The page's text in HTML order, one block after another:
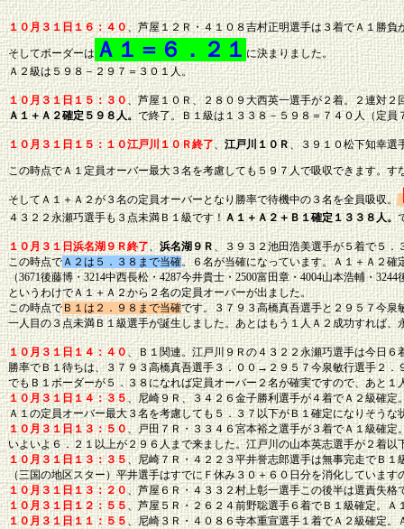
１０月３１日１６：４０、芦屋１２Ｒ・４１０８吉村正明選手は３着でＡ１勝負
そしてボーダーは Ａ１＝６．２１ に決まりました。
Ａ２級は５９８－２９７＝３０１人。
１０月３１日１５：３０ 、芦屋１０Ｒ、２８０９大西英一選手が２着。２連対
Ａ１＋Ａ２確定５９８人。 で終了。Ｂ１級は１３３８－５９８＝７４０人（定員
１０月３１日１５：１０江戸川１０Ｒ終了、江戸川１０Ｒ、３９１０松下知幸選
この時点でＡ１定員オーバー最大３名を考慮しても５９７人で吸収できます。す
そしてＡ１＋Ａ２が３名の定員オーバーとなり勝率で待機中の３名を全員吸収。
４３２２永瀬巧選手も３点未満Ｂ１級です！ Ａ１＋Ａ２＋Ｂ１確定１３３８人。
１０月３１日浜名湖９Ｒ終了、浜名湖９Ｒ、３９３２池田浩美選手が５着で５．
この時点でＡ２は５．３８まで当確。６名が当確になっています。Ａ１＋Ａ２確
（3671後藤博・3214中西長松・4287今井貴士・2500富田章・4004山本浩輔・
というわけでＡ１＋Ａ２から２名の定員オーバーが出ました。
この時点で Ｂ１は２．９８まで当確です。３７９３高橋真吾選手と２９５７今泉
一人目の３点未満Ｂ１級選手が誕生しました。あとはもう１人Ａ２成功すれば、
１０月３１日１４：４０、Ｂ１関連。江戸川９Ｒの４３２２永瀬巧選手は今日６
勝率でＢ１待ちは、３７９３高橋真吾選手３．００→２９５７今泉敏行選手２
でもＢ１ボーダーが５．３８になれば定員オーバー２名が確実ですので、あと
１０月３１日１４：３５、尼崎９Ｒ、３４２６金子勝利選手が４着でＡ２級確定
Ａ１の定員オーバー最大３名を考慮しても５．３７以下がＢ１確定になりそう
１０月３１日１３：５０ 、戸田７Ｒ・３３４６宮本裕之選手が３着でＡ１級確定
いよいよ６．２１以上が２９６人まで来ました。江戸川の山本英志選手が２着
１０月３１日１３：３５ 、尼崎７Ｒ・４２２３平井誉志郎選手は無事完走でＢ
（三国の地区スター）平井選手はすでにＦ休み３０＋６０日分を消化していま
１０月３１日１３：２０、芦屋６Ｒ・４３３２村上彰一選手この後半は選責失
１０月３１日１２：５５、芦屋５Ｒ・２６２４前野聡選手６着でＢ１級確定。Ａ
１０月３１日１１：５５ 、尼崎３Ｒ・４０８６寺本重宣選手１着でＡ２級確定。